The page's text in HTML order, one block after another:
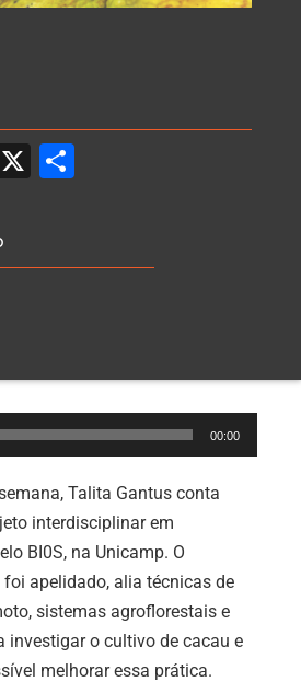
WhatsApp
X
00:00
Talita Gantus conta
interdisciplinar em
BI0S, na Unicamp. O
apelidado, alia técnicas de
sistemas agroflorestais e
investigar o cultivo de cacau e
melhorar essa prática.